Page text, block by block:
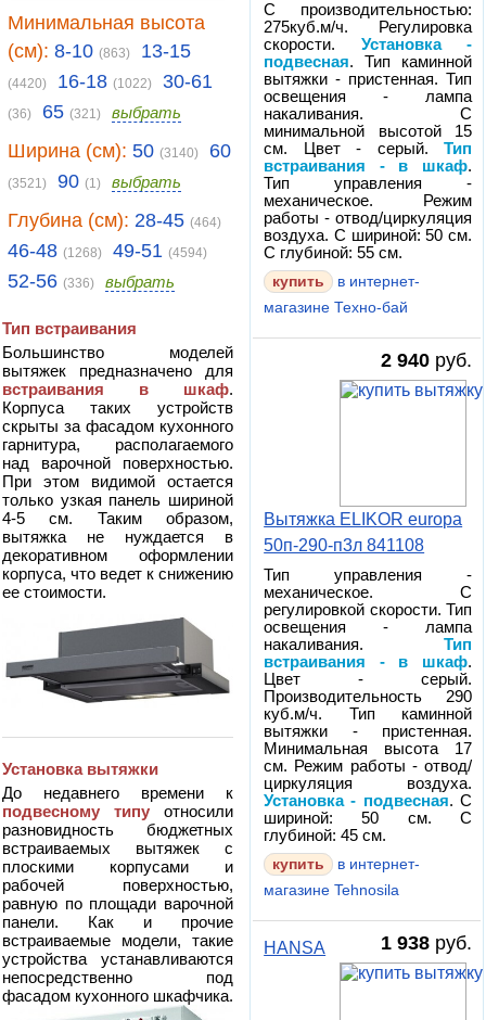
Минимальная высота
(см): 8-10 (863) 13-15
(4420) 16-18 (1022) 30-61
(36) 65 (321) выбрать
Ширина (см): 50 (3140) 60
(3521) 90 (1) выбрать
Глубина (см): 28-45 (464)
46-48 (1268) 49-51 (4594)
52-56 (336) выбрать
Тип встраивания
Большинство моделей
вытяжек предназначено для
встраивания в шкаф.
Корпуса таких устройств
скрыты за фасадом кухонного
гарнитура, располагаемого
над варочной поверхностью.
При этом видимой остается
только узкая панель шириной
4-5 см. Таким образом,
вытяжка не нуждается в
декоративном оформлении
корпуса, что ведет к снижению
ее стоимости.
Установка вытяжки
До недавнего времени к
подвесному типу относили
разновидность бюджетных
встраиваемых вытяжек с
плоскими корпусами и
рабочей поверхностью,
равную по площади варочной
панели. Как и прочие
встраиваемые модели, такие
устройства устанавливаются
непосредственно под
фасадом кухонного шкафчика.
С производительностью:
275куб.м/ч. Регулировка
скорости. Установка -
подвесная. Тип каминной
вытяжки - пристенная. Тип
освещения - лампа
накаливания. С
минимальной высотой 15
см. Цвет - серый.Тип
встраивания - в шкаф.
Тип управления -
механическое. Режим
работы - отвод/циркуляция
воздуха. С шириной: 50 см.
С глубиной: 55 см.
в интернет-
магазине Техно-бай
2 940 руб.
Вытяжка ELIKOR europa
50п-290-п3л 841108
Тип управления -
механическое. С
регулировкой скорости. Тип
освещения - лампа
накаливания.Тип
встраивания - в шкаф.
Цвет - серый.
Производительность 290
куб.м/ч. Тип каминной
вытяжки - пристенная.
Минимальная высота 17
см. Режим работы - отвод/
циркуляция воздуха.
Установка - подвесная. С
шириной: 50 см. С
глубиной: 45 см.
в интернет-
магазине Tehnosila
1 938 руб.
HANSA